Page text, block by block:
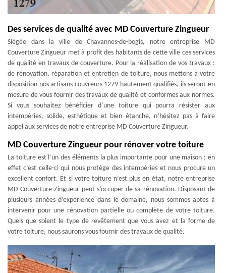
Des services de qualité avec MD Couverture Zingueur
Siégée dans la ville de Chavannes-de-bogis, notre entreprise MD
Couverture Zingueur met à profit des habitants de cette ville ces services
de qualité en travaux de couverture. Pour la réalisation de vos travaux :
de rénovation, réparation et entretien de toiture, nous mettons à votre
disposition nos artisans couvreurs 1279 hautement qualifiés, ils seront en
mesure de vous fournir des travaux de qualité et conformes aux normes.
Si vous souhaitez bénéficier d’une toiture qui pourra résister aux
intempéries, solide, esthétique et bien étanche, n’hésitez pas à faire
appel aux services de notre entreprise MD Couverture Zingueur.
MD Couverture Zingueur pour rénover votre toiture
La toiture est l’un des éléments la plus importante pour une maison ; en
effet c’est celle-ci qui nous protège des intempéries et nous procure un
excellent confort. Et si votre toiture n’est plus en état, notre entreprise
MD Couverture Zingueur peut s’occuper de sa rénovation. Disposant de
plusieurs années d’expérience dans le domaine, nous sommes aptes à
intervenir pour une rénovation partielle ou complète de votre toiture.
Quels que soient le type de revêtement que vous avez et la forme de
votre toiture, nous saurons vous fournir des travaux de qualité.